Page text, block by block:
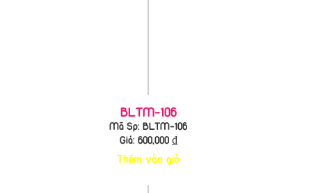
BLTM-106
Mã Sp: BLTM-106
Giá: 600,000₫
Thêm vào giỏ